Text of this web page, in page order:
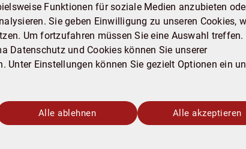
aktueller Mietvertrag inkl. Nachträge
Nebenkostenabrechnungen(meist
Wirtschafts-/Hausgeldunterlagen bei
Mieterhöhungsschreibenbzw.
Kautionsnachweissowie Übersicht
Wenn Sie diese Unterlagen früh sortieren,
Planungssicherheit für Käufer – und Sie
die Preisverhandlungen unnötig
strukturiert vorbereiten möchten,
Funktionen für soziale Medien anzubieten
Sie geben Einwilligung zu unseren Cookies,
Um fortzufahren müssen Sie eine Auswahl treffen.
Datenschutz und Cookies können Sie unserer
Unter Einstellungen können Sie gezielt Optionen ein
Alle ablehnen Alle akzeptieren